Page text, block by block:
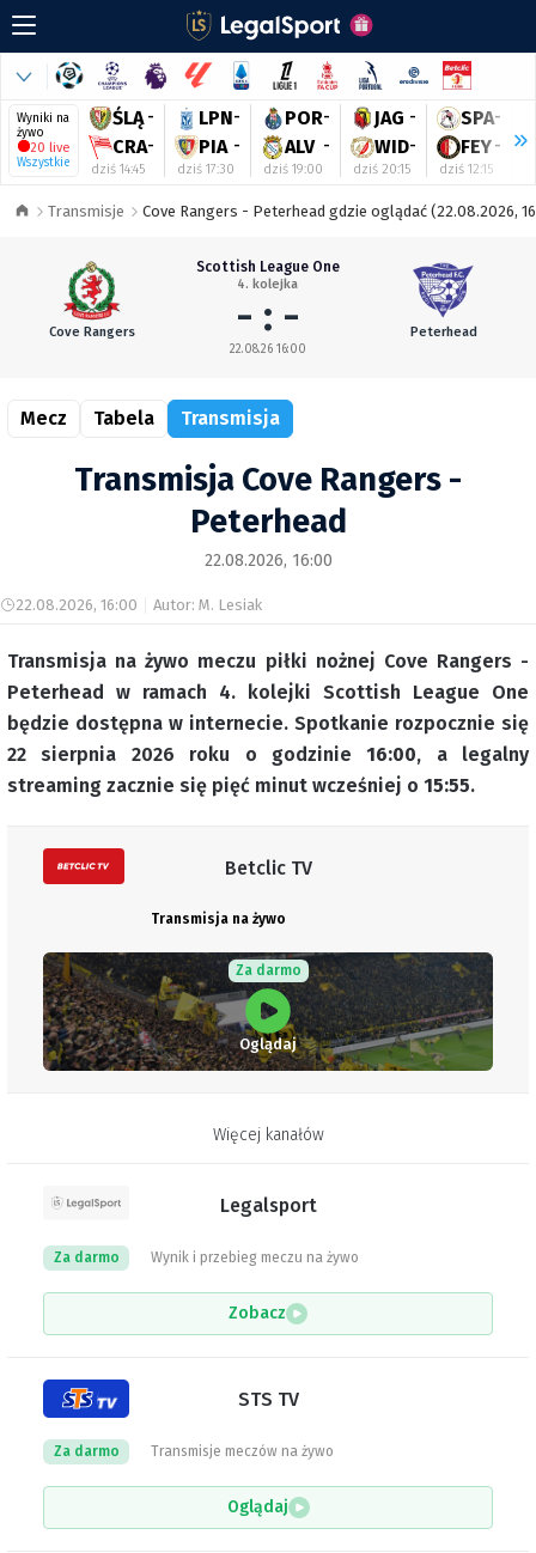
Wyniki na
żywo
20 live
Wszystkie
ŚLĄ -
CRA-
dziś 14:45
LPN-
PIA -
dziś 17:30
POR-
ALV -
dziś 19:00
JAG -
WID-
dziś 20:15
SPA-
FEY-
dziś 12:15
Transmisje Cove Rangers - Peterhead gdzie oglądać (22.08.2026,
Cove Rangers
Scottish League One
4. kolejka
- : -
22.08.26 16:00
Peterhead
Mecz Tabela Transmisja
Transmisja Cove Rangers -
Peterhead
22.08.2026, 16:00
22.08.2026, 16:00 Autor: M. Lesiak
Transmisja na żywo meczu piłki nożnej Cove Rangers -
Peterhead w ramach 4. kolejki Scottish League One
będzie dostępna w internecie. Spotkanie rozpocznie się
22 sierpnia 2026 roku o godzinie16:00, a legalny
streaming zacznie się pięć minut wcześniej o 15:55.
Betclic TV
Transmisja na żywo
Za darmo
Oglądaj
Więcej kanałów
Legalsport
Wynik i przebieg meczu na żywo
Za darmo
Zobacz
STS TV
Transmisje meczów na żywo
Za darmo
Oglądaj